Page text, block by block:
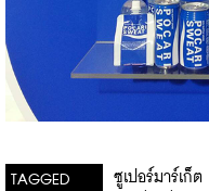
TAGGED
ซูเปอร์มาร์เก็ต